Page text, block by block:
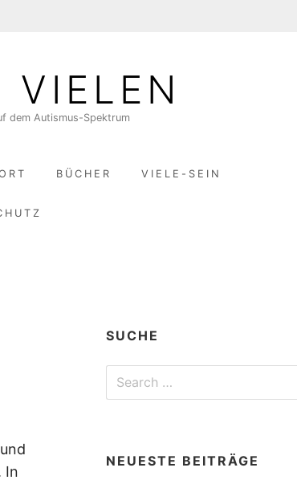
VIELEN
dem Autismus-Spektrum
BÜCHER VIELE-SEIN
In
SUCHE
Search
NEUESTE BEITRÄGE